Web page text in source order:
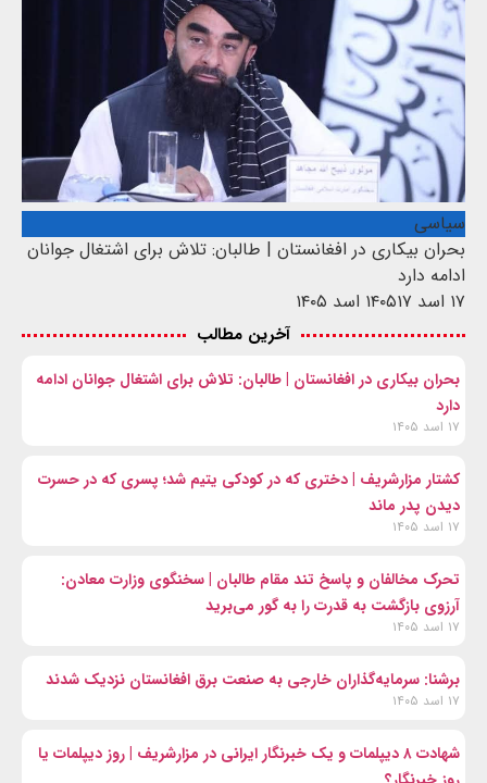
سیاسی
بحران بیکاری در افغانستان | طالبان: تلاش برای اشتغال جوانان
ادامه دارد
۱۷ اسد ۱۴۰۵
۱۷ اسد ۱۴۰۵
آخرین مطالب
بحران بیکاری در افغانستان | طالبان: تلاش برای اشتغال جوانان ادامه
دارد
۱۷ اسد ۱۴۰۵
کشتار مزارشریف | دختری که در کودکی یتیم شد؛ پسری که در حسرت
دیدن پدر ماند
۱۷ اسد ۱۴۰۵
تحرک مخالفان و پاسخ تند مقام طالبان | سخنگوی وزارت معادن:
آرزوی بازگشت به قدرت را به گور می‌برید
۱۷ اسد ۱۴۰۵
برشنا: سرمایه‌گذاران خارجی به صنعت برق افغانستان نزدیک شدند
۱۷ اسد ۱۴۰۵
شهادت ۸ دیپلمات و یک خبرنگار ایرانی در مزارشریف | روز دیپلمات یا